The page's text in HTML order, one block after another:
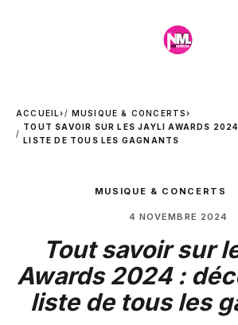
ACCUEIL› MUSIQUE & CONCERTS›
TOUT SAVOIR SUR LES JAYLI AWARDS
LISTE DE TOUS LES GAGNANTS
MUSIQUE & CONCERTS
4 NOVEMBRE 2024
Tout savoir sur
Awards 2024 :
liste de tous les